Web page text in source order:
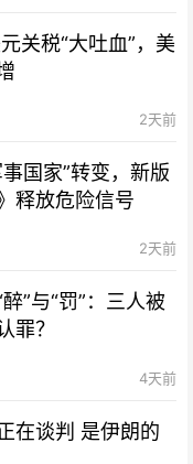
关税“大吐血”，美
2天前
国家”转变，新版
释放危险信号
2天前
”与“罚”：三人被
罪？
4天前
在谈判 是伊朗的